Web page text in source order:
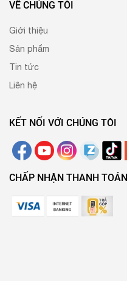
VỀ CHÚNG TÔI
Giới thiệu
Sản phẩm
Tin tức
Liên hệ
KẾT NỐI VỚI CHÚNG TÔI
CHẤP NHẬN THANH TOÁN